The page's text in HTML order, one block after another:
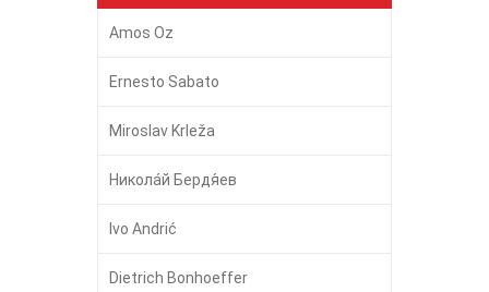
Amos Oz
Ernesto Sabato
Miroslav Krleža
Никола́й Бердя́ев
Ivo Andrić
Dietrich Bonhoeffer